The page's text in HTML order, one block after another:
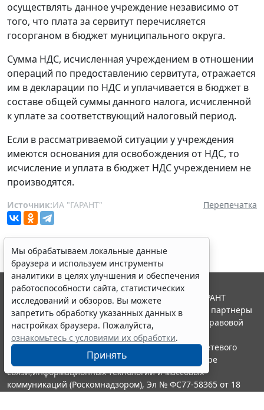
осуществлять данное учреждение независимо от
того, что плата за сервитут перечисляется
госорганом в бюджет муниципального округа.
Сумма НДС, исчисленная учреждением в отношении
операций по предоставлению сервитута, отражается
им в декларации по НДС и уплачивается в бюджет в
составе общей суммы данного налога, исчисленной
к уплате за соответствующий налоговый период.
Если в рассматриваемой ситуации у учреждения
имеются основания для освобождения от НДС, то
исчисление и уплата в бюджет НДС учреждением не
производятся.
Источник:ИА "ГАРАНТ" Перепечатка
Мы обрабатываем локальные данные
браузера и используем инструменты
аналитики в целях улучшения и обеспечения
работоспособности сайта, статистических
исследований и обзоров. Вы можете
запретить обработку указанных данных в
настройках браузера. Пожалуйста,
ознакомьтесь с условиями их обработки.
Принять
© ООО "НПП "ГАРАНТ-СЕРВИС", 2026. Система ГАРАНТ
выпускается с 1990 года. Компания "Гарант" и ее партнеры
являются участниками Российской ассоциации правовой
информации ГАРАНТ.
Портал ГАРАНТ.РУ зарегистрирован в качестве сетевого
издания Федеральной службой по надзору в сфере
связи,информационных технологий и массовых
коммуникаций (Роскомнадзором), Эл № ФС77-58365 от 18